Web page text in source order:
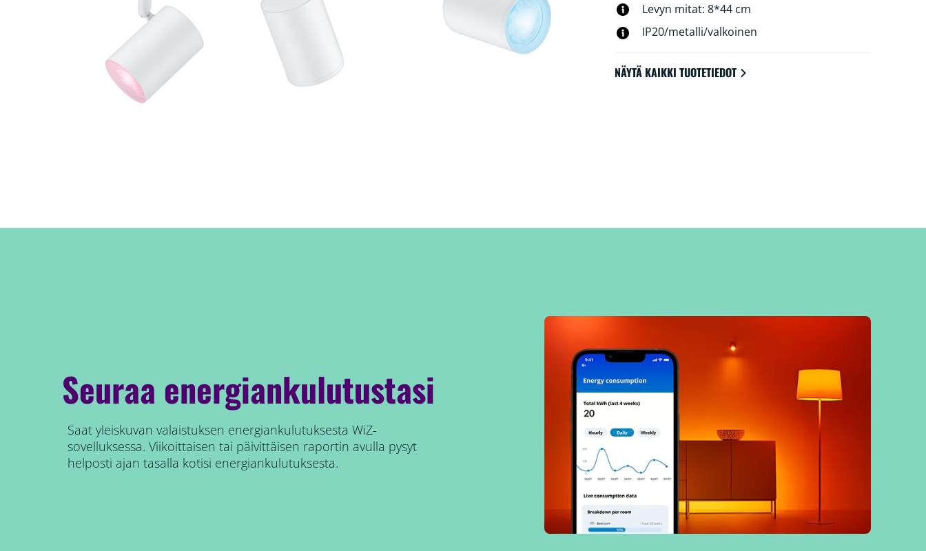
Levyn mitat: 8*44 cm
IP20/metalli/valkoinen
NÄYTÄ KAIKKI TUOTETIEDOT
Seuraa energiankulutustasi
Saat yleiskuvan valaistuksen energiankulutuksesta WiZ-
sovelluksessa. Viikoittaisen tai päivittäisen raportin avulla pysyt
helposti ajan tasalla kotisi energiankulutuksesta.